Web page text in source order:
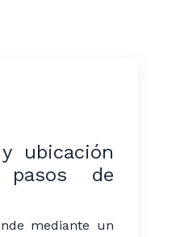
ubicación
pasos de
mediante un